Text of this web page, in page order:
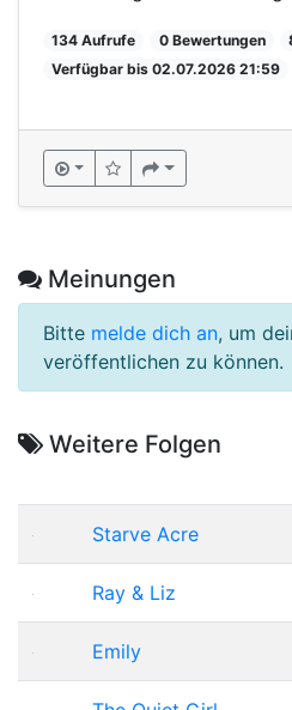
134 Aufrufe 0 Bewertungen
Verfügbar bis 02.07.2026 21:59
Meinungen
Bitte melde dich an, um
veröffentlichen zu können.
Weitere Folgen
Starve Acre
Ray & Liz
Emily